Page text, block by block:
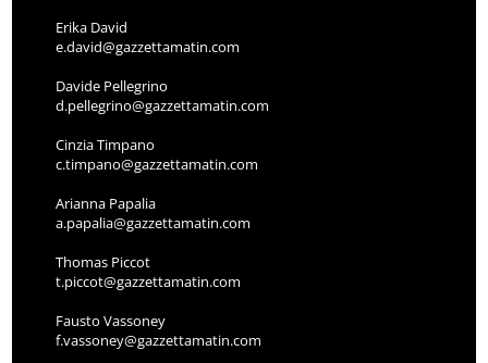
Erika David
e.david@gazzettamatin.com
Davide Pellegrino
d.pellegrino@gazzettamatin.com
Cinzia Timpano
c.timpano@gazzettamatin.com
Arianna Papalia
a.papalia@gazzettamatin.com
Thomas Piccot
t.piccot@gazzettamatin.com
Fausto Vassoney
f.vassoney@gazzettamatin.com